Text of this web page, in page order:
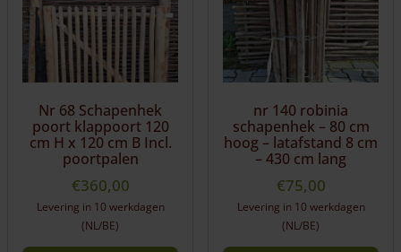
Nr 68 Schapenhek
poort klappoort 120
cm H x 120 cm B Incl.
poortpalen
€360,00
Levering in 10 werkdagen
(NL/BE)
nr 140 robinia
schapenhek – 80 cm
hoog – latafstand 8 cm
– 430 cm lang
€75,00
Levering in 10 werkdagen
(NL/BE)